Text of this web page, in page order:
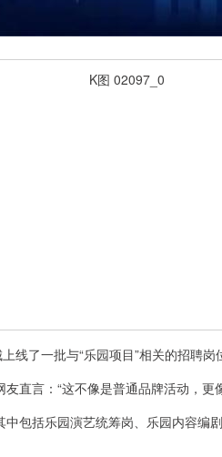
了一批与“乐园项目”相关的招聘岗
言：“这不像是普通品牌活动，更
括乐园演艺统筹岗、乐园内容编
沪